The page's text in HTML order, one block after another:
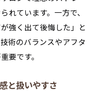
れています。一方で、
強く出て後悔した」と
術のバランスやアフタ
要です。
と扱いやすさ